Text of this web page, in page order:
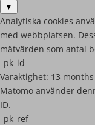
▼
Analytiska cookies
med webbplatsen.
mätvärden som antal
_pk_id
Varaktighet: 13 months
Matomo använder
ID.
_pk_ref